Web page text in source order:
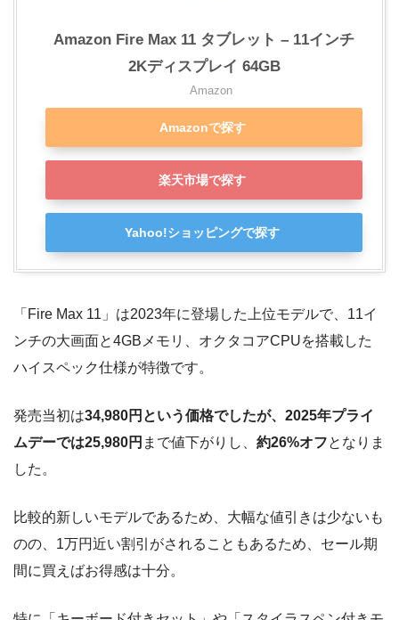
Amazon Fire Max 11 タブレット – 11インチ
2Kディスプレイ 64GB
Amazon
Amazonで探す
楽天市場で探す
Yahoo!ショッピングで探す
「Fire Max 11」は2023年に登場した上位モデルで、11イ
ンチの大画面と4GBメモリ、オクタコアCPUを搭載した
ハイスペック仕様が特徴です。
発売当初は34,980円という価格でしたが、2025年プライ
ムデーでは25,980円 まで値下がりし、 約26%オフとなりま
した。
比較的新しいモデルであるため、大幅な値引きは少ないも
のの、1万円近い割引がされることもあるため、セール期
間に買えばお得感は十分。